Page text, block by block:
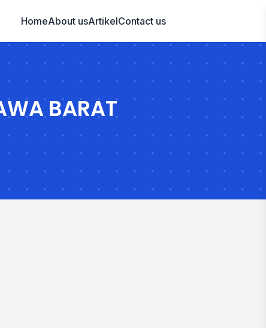
HomeAbout usArtikelContact us
BARAT